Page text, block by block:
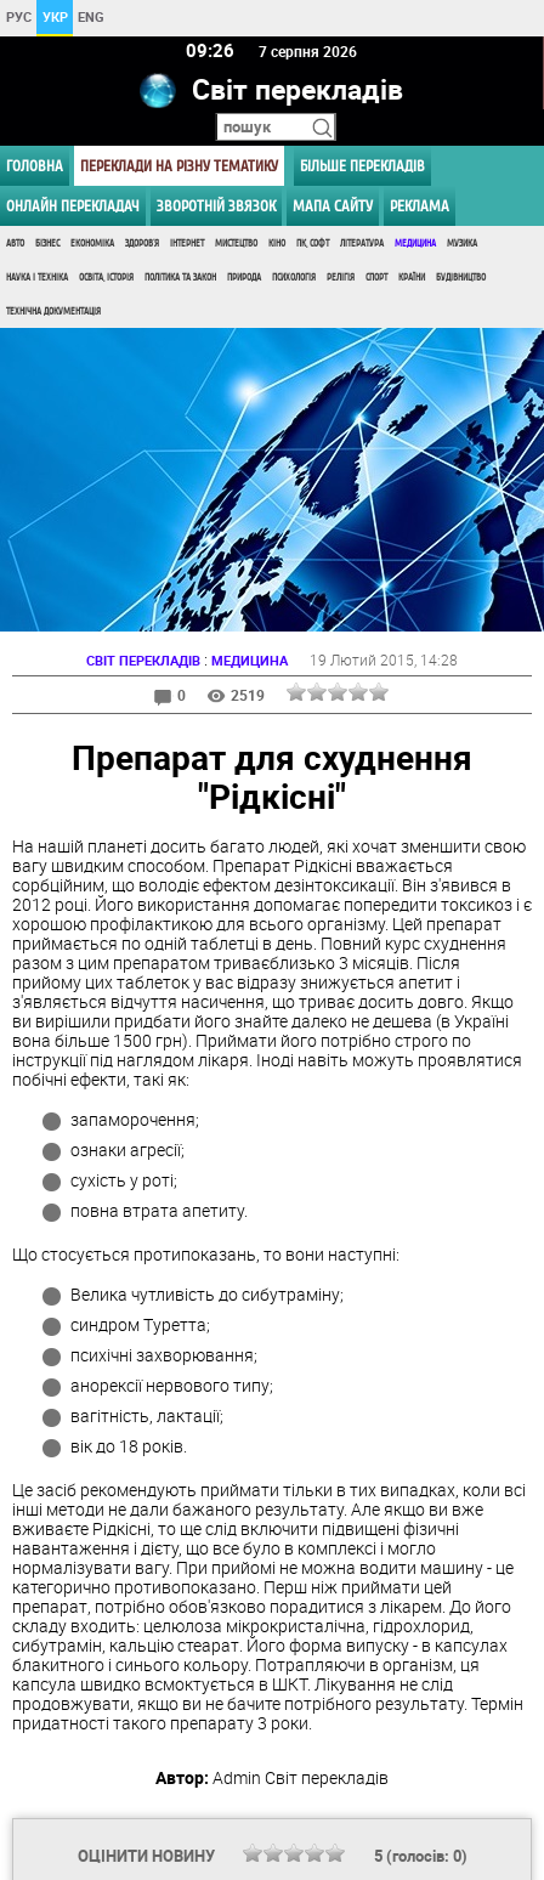
РУС УКР ENG
09:26 7 серпня 2026
Світ перекладів
ГОЛОВНА ПЕРЕКЛАДИ НА РІЗНУ ТЕМАТИКУ БІЛЬШЕ ПЕРЕКЛАДІВ
ОНЛАЙН ПЕРЕКЛАДАЧ ЗВОРОТНІЙ ЗВЯЗОК МАПА САЙТУ РЕКЛАМА
АВТО БІЗНЕС ЕКОНОМІКА ЗДОРОВ'Я ІНТЕРНЕТ МИСТЕЦТВО КІНО ПК, СОФТ ЛІТЕРАТУРА МЕДИЦИНА МУЗИКА
НАУКА І ТЕХНІКА ОСВІТА, ІСТОРІЯ ПОЛІТИКА ТА ЗАКОН ПРИРОДА ПСИХОЛОГІЯ РЕЛІГІЯ СПОРТ КРАЇНИ БУДІВНИЦТВО
ТЕХНІЧНА ДОКУМЕНТАЦІЯ
СВІТ ПЕРЕКЛАДІВ : МЕДИЦИНА 19 Лютий 2015 , 14:28
0
2519
Препарат для схуднення
"Рідкісні"
На нашій планеті досить багато людей, які хочат зменшити свою
вагу швидким способом. Препарат Рідкісні вважається
сорбційним, що володіє ефектом дезінтоксикації. Він з'явився в
2012 році. Його використання допомагає попередити токсикоз і є
хорошою профілактикою для всього організму. Цей препарат
приймається по одній таблетці в день. Повний курс схуднення
разом з цим препаратом триваєблизько 3 місяців. Після
прийому цих таблеток у вас відразу знижується апетит і
з'являється відчуття насичення, що триває досить довго. Якщо
ви вирішили придбати його знайте далеко не дешева (в Україні
вона більше 1500 грн). Приймати його потрібно строго по
інструкції під наглядом лікаря. Іноді навіть можуть проявлятися
побічні ефекти, такі як:
запаморочення;
ознаки агресії;
сухість у роті;
повна втрата апетиту.
Що стосується протипоказань, то вони наступні:
Велика чутливість до сибутраміну;
синдром Туретта;
психічні захворювання;
анорексії нервового типу;
вагітність, лактації;
вік до 18 років.
Це засіб рекомендують приймати тільки в тих випадках, коли всі
інші методи не дали бажаного результату. Але якщо ви вже
вживаєте Рідкісні, то ще слід включити підвищені фізичні
навантаження і дієту, що все було в комплексі і могло
нормалізувати вагу. При прийомі не можна водити машину - це
категорично противопоказано. Перш ніж приймати цей
препарат, потрібно обов'язково порадитися з лікарем. До його
складу входить: целюлоза мікрокристалічна, гідрохлорид,
сибутрамін, кальцію стеарат. Його форма випуску - в капсулах
блакитного і синього кольору. Потрапляючи в організм, ця
капсула швидко всмоктується в ШКТ. Лікування не слід
продовжувати, якщо ви не бачите потрібного результату. Термін
придатності такого препарату 3 роки.
Автор: Admin Світ перекладів
ОЦІНИТИ НОВИНУ 5(голосів: 0)